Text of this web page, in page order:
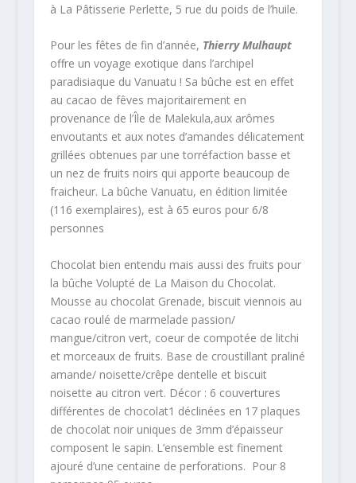
à La Pâtisserie Perlette, 5 rue du poids de l’huile.
Pour les fêtes de fin d’année, Thierry Mulhaupt
offre un voyage exotique dans l’archipel
paradisiaque du Vanuatu ! Sa bûche est en effet
au cacao de fêves majoritairement en
provenance de l’Île de Malekula,aux arômes
envoutants et aux notes d’amandes délicatement
grillées obtenues par une torréfaction basse et
un nez de fruits noirs qui apporte beaucoup de
fraicheur. La bûche Vanuatu, en édition limitée
(116 exemplaires), est à 65 euros pour 6/8
personnes
Chocolat bien entendu mais aussi des fruits pour
la bûche Volupté de La Maison du Chocolat.
Mousse au chocolat Grenade, biscuit viennois au
cacao roulé de marmelade passion/
mangue/citron vert, coeur de compotée de litchi
et morceaux de fruits. Base de croustillant praliné
amande/ noisette/crêpe dentelle et biscuit
noisette au citron vert. Décor : 6 couvertures
différentes de chocolat1 déclinées en 17 plaques
de chocolat noir uniques de 3mm d’épaisseur
composent le sapin. L’ensemble est finement
ajouré d’une centaine de perforations. Pour 8